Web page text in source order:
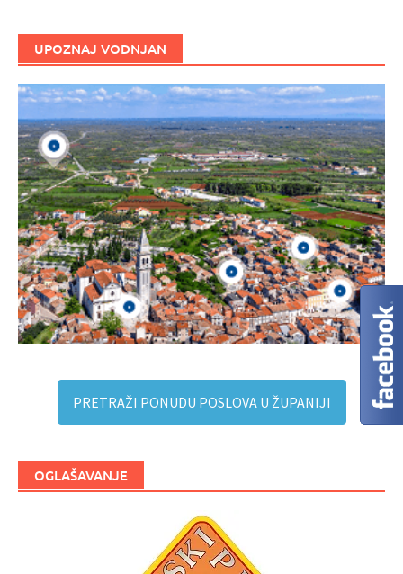
UPOZNAJ VODNJAN
PRETRAŽI PONUDU POSLOVA U ŽUPANIJI
OGLAŠAVANJE